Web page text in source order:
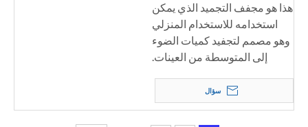
هذا هو مجفف التجميد الذي يمكن
استخدامه للاستخدام المنزلي
وهو مصمم لتجفيد كميات الضوء
إلى المتوسطة من العينات.
سؤال